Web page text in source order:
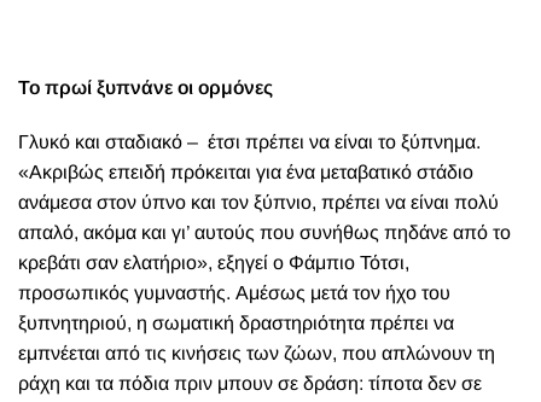
Το πρωί ξυπνάνε οι ορμόνες
Γλυκό και σταδιακό – έτσι πρέπει να είναι το ξύπνημα.
«Ακριβώς επειδή πρόκειται για ένα μεταβατικό στάδιο
ανάμεσα στον ύπνο και τον ξύπνιο, πρέπει να είναι πολύ
απαλό, ακόμα και γι’ αυτούς που συνήθως πηδάνε από το
κρεβάτι σαν ελατήριο», εξηγεί ο Φάμπιο Τότσι,
προσωπικός γυμναστής. Αμέσως μετά τον ήχο του
ξυπνητηριού, η σωματική δραστηριότητα πρέπει να
εμπνέεται από τις κινήσεις των ζώων, που απλώνουν τη
ράχη και τα πόδια πριν μπουν σε δράση: τίποτα δεν σε